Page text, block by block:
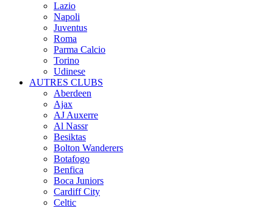
Lazio
Napoli
Juventus
Roma
Parma Calcio
Torino
Udinese
AUTRES CLUBS
Aberdeen
Ajax
AJ Auxerre
Al Nassr
Besiktas
Bolton Wanderers
Botafogo
Benfica
Boca Juniors
Cardiff City
Celtic